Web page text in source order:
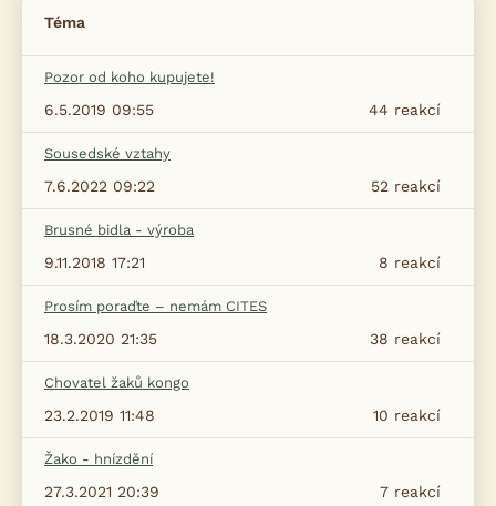
Téma
Pozor od koho kupujete!
44 reakcí
6.5.2019 09:55
Sousedské vztahy
52 reakcí
7.6.2022 09:22
Brusné bidla - výroba
8 reakcí
9.11.2018 17:21
Prosím poraďte – nemám CITES
38 reakcí
18.3.2020 21:35
Chovatel žaků kongo
10 reakcí
23.2.2019 11:48
Žako - hnízdění
7 reakcí
27.3.2021 20:39